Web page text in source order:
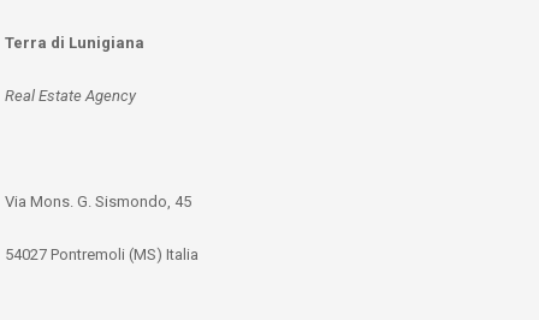
Terra di Lunigiana
Real Estate Agency
Via Mons. G. Sismondo, 45
54027 Pontremoli (MS) Italia